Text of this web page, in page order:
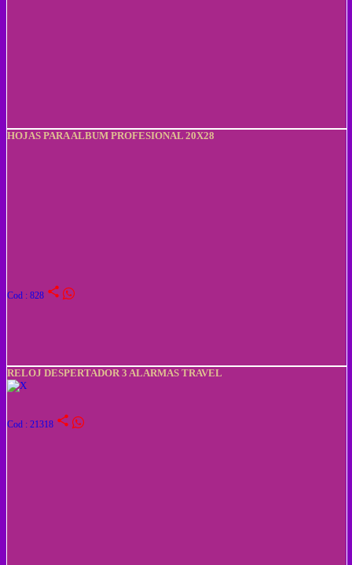
HOJAS PARA ALBUM PROFESIONAL 20X28
Cod : 828 share
RELOJ DESPERTADOR 3 ALARMAS TRAVEL
Cod : 21318 share